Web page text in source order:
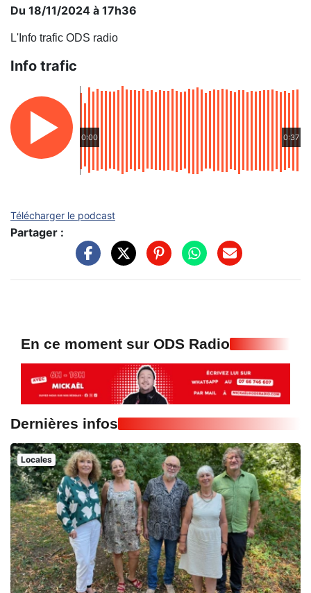
Du 18/11/2024 à 17h36
L'Info trafic ODS radio
Info trafic
0:00 0:37
Télécharger le podcast
Partager :
En ce moment sur ODS Radio
Dernières infos
Locales